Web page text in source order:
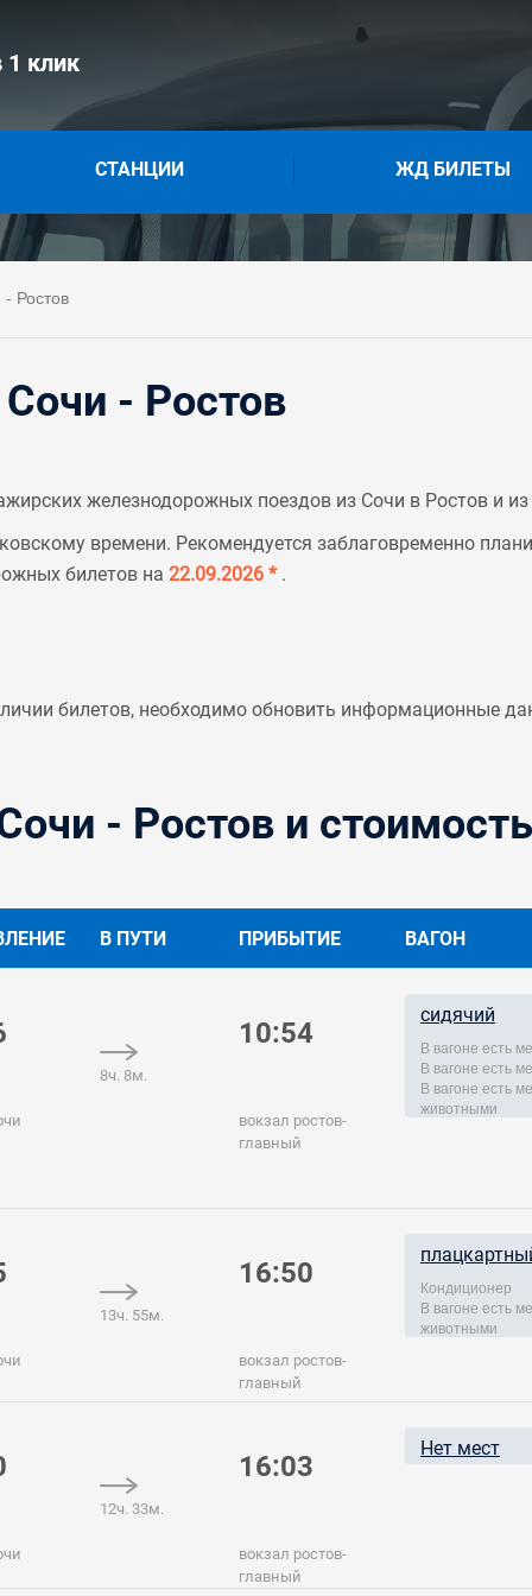
клик
СТАНЦИИ ЖД БИЛЕТЫ
Ростов
- Ростов
железнодорожных поездов из Сочи в Ростов и
времени. Рекомендуется заблаговременно
билетов на 22.09.2026 * .
билетов, необходимо обновить информационные
- Ростов и
В ПУТИ ПРИБЫТИЕ ВАГОН
8ч. 8м.
10:54
вокзал ростов-
главный
сидячий
В вагоне есть
В вагоне есть
В вагоне есть
животными
13ч. 55м.
16:50
вокзал ростов-
главный
Кондиционер
В вагоне есть
животными
12ч. 33м.
16:03
вокзал ростов-
главный
Нет мест